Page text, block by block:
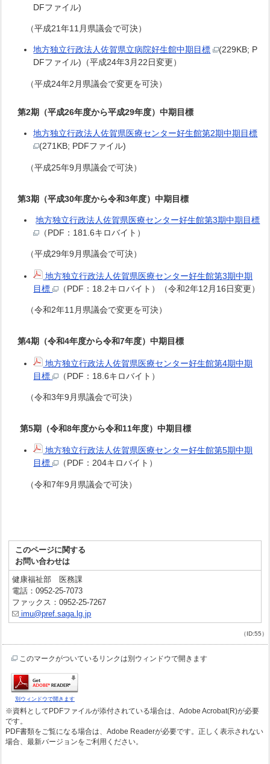
DFファイル)
（平成21年11月県議会で可決）
地方独立行政法人佐賀県立病院好生館中期目標
(229KB; P
DFファイル)（平成24年3月22日変更）
（平成24年2月県議会で変更を可決）
第2期（平成26年度から平成29年度）中期目標
地方独立行政法人佐賀県医療センター好生館第2期中期目標
(271KB; PDFファイル)
（平成25年9月県議会で可決）
第3期（平成30年度から令和3年度）中期目標
地方独立行政法人佐賀県医療センター好生館第3期中期目標
（PDF：181.6キロバイト）
（平成29年9月県議会で可決）
地方独立行政法人佐賀県医療センター好生館第3期中期
目標
（PDF：18.2キロバイト）（令和2年12月16日変更）
（令和2年11月県議会で変更を可決）
第4期（令和4年度から令和7年度）中期目標
地方独立行政法人佐賀県医療センター好生館第4期中期
目標
（PDF：18.6キロバイト）
（令和3年9月県議会で可決）
第5期（令和8年度から令和11年度）中期目標
地方独立行政法人佐賀県医療センター好生館第5期中期
目標
（PDF：204キロバイト）
（令和7年9月県議会で可決）
このページに関する
お問い合わせは
健康福祉部 医務課
電話：0952-25-7073
ファックス：0952-25-7267
imu@pref.saga.lg.jp
（ID:55）
このマークがついているリンクは別ウィンドウで開きます
別ウィンドウで開きます
※資料としてPDFファイルが添付されている場合は、Adobe Acrobat(R)が必要
です。
PDF書類をご覧になる場合は、Adobe Readerが必要です。正しく表示されない
場合、最新バージョンをご利用ください。